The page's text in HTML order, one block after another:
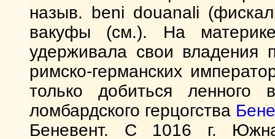
назыв. beni douanali
вакуфы (см.). На
удерживала свои владения
римско-германских
только добиться ленного
ломбардского герцогства
Беневент. С 1016 г.